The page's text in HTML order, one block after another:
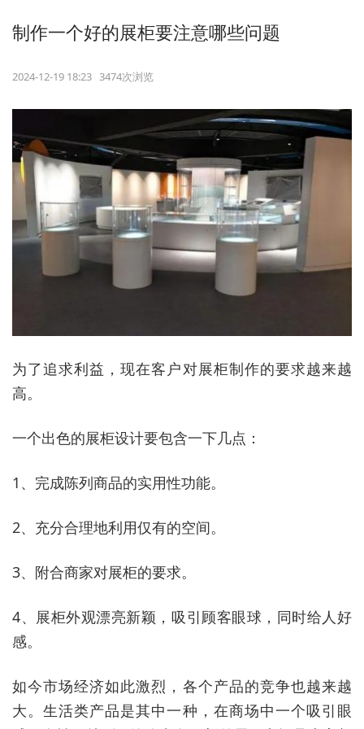
制作一个好的展柜要注意哪些问题
2024-12-19 18:23 3474次浏览
为了追求利益，现在客户对展柜制作的要求越来越
高。
一个出色的展柜设计要包含一下几点：
1、完成陈列商品的实用性功能。
2、充分合理地利用仅有的空间。
3、附合商家对展柜的要求。
4、展柜外观漂亮新颖，吸引顾客眼球，同时给人好
感。
如今市场经济如此激烈，各个产品的竞争也越来越
大。生活类产品是其中一种，在商场中一个吸引眼